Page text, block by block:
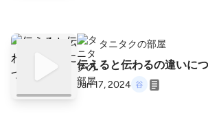
タニタクの部屋
伝えると伝わるの違いに
Jan 17, 2024